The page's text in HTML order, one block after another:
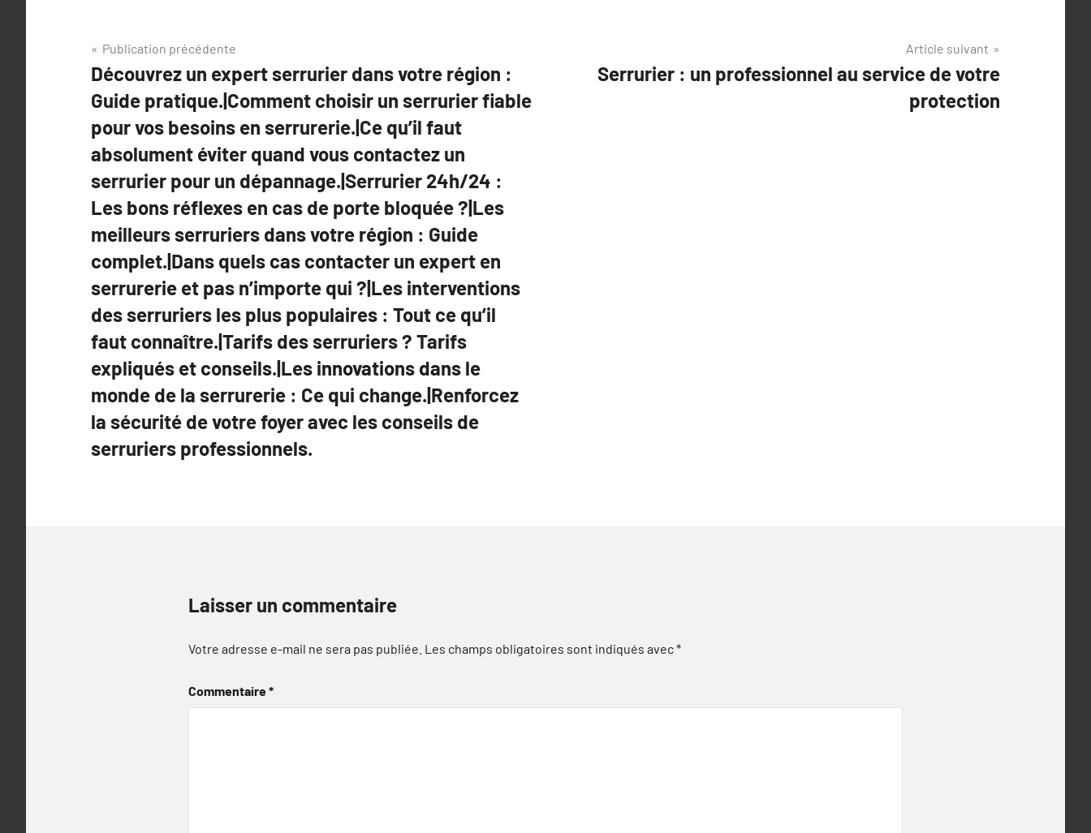
Navigation
de
l’article
Publication précédente
Découvrez un expert serrurier dans votre région :
Guide pratique.|Comment choisir un serrurier fiable
pour vos besoins en serrurerie.|Ce qu’il faut
absolument éviter quand vous contactez un
serrurier pour un dépannage.|Serrurier 24h/24 :
Les bons réflexes en cas de porte bloquée ?|Les
meilleurs serruriers dans votre région : Guide
complet.|Dans quels cas contacter un expert en
serrurerie et pas n’importe qui ?|Les interventions
des serruriers les plus populaires : Tout ce qu’il
faut connaître.|Tarifs des serruriers ? Tarifs
expliqués et conseils.|Les innovations dans le
monde de la serrurerie : Ce qui change.|Renforcez
la sécurité de votre foyer avec les conseils de
serruriers professionnels.
Article suivant
Serrurier : un professionnel au service de votre
protection
Laisser un commentaire
Votre adresse e-mail ne sera pas publiée. Les champs obligatoires sont indiqués avec*
Commentaire*